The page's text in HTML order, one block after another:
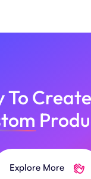
To
Explore More